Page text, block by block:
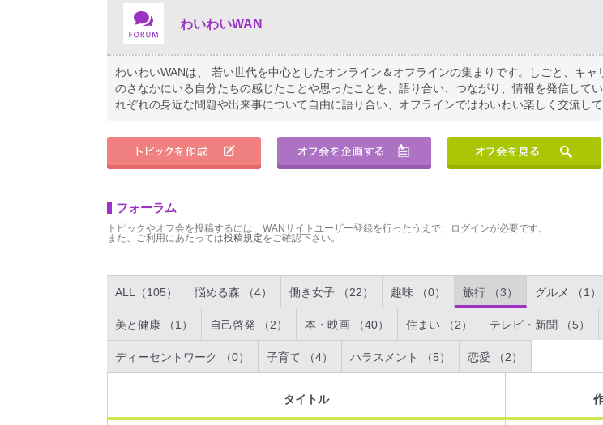
わいわいWAN
わいわいWANは、 若い世代を中心としたオンライン＆オフラインの集まりです。しごと、キャ
のさなかにいる自分たちの感じたことや思ったことを、語り合い、つながり、情報を発信して
れぞれの身近な問題や出来事について自由に語り合い、オフラインではわいわい楽しく交流して
フォーラム
トピックやオフ会を投稿するには、WANサイトユーザー登録を行ったうえで、ログインが必要です。
また、ご利用にあたっては投稿規定をご確認下さい。
ALL（105） 悩める森 （4） 働き女子 （22） 趣味 （0） 旅行 （3） グルメ （1）
美と健康 （1） 自己啓発 （2） 本・映画 （40） 住まい （2） テレビ・新聞 （5）
ディーセントワーク （0） 子育て （4） ハラスメント （5） 恋愛 （2）
タイトル